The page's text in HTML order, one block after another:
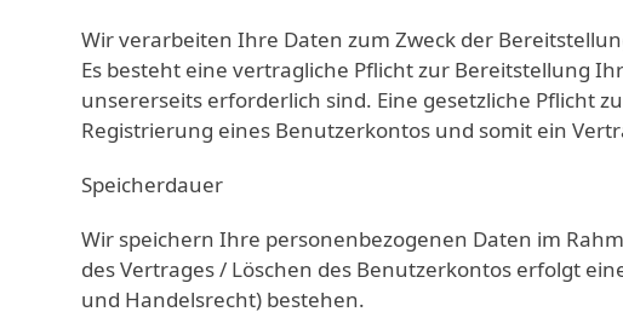
Wir verarbeiten Ihre Daten zum Zweck der
Es besteht eine vertragliche Pflicht zur Bereitstellung
unsererseits erforderlich sind. Eine gesetzliche Pflicht
Registrierung eines Benutzerkontos und somit ein
Speicherdauer
Wir speichern Ihre personenbezogenen Daten im
des Vertrages / Löschen des Benutzerkontos erfolgt
und Handelsrecht) bestehen.